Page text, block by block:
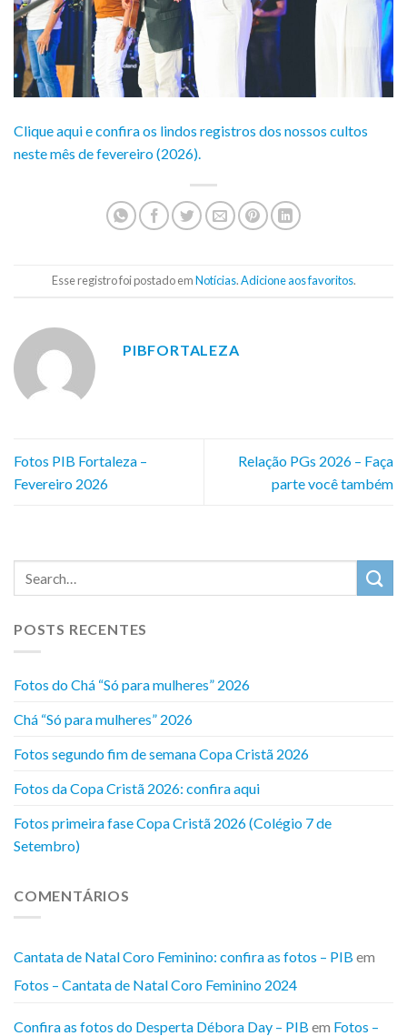
Clique aqui e confira os lindos registros dos nossos cultos
neste mês de fevereiro (2026).
Esse registro foi postado emNotícias.Adicione aos favoritos.
PIBFORTALEZA
Fotos PIB Fortaleza –
Fevereiro 2026
Relação PGs 2026 – Faça
parte você também
POSTS RECENTES
Fotos do Chá “Só para mulheres” 2026
Chá “Só para mulheres” 2026
Fotos segundo fim de semana Copa Cristã 2026
Fotos da Copa Cristã 2026: confira aqui
Fotos primeira fase Copa Cristã 2026 (Colégio 7 de
Setembro)
COMENTÁRIOS
Cantata de Natal Coro Feminino: confira as fotos – PIB em
Fotos – Cantata de Natal Coro Feminino 2024
Confira as fotos do Desperta Débora Day – PIB em Fotos –